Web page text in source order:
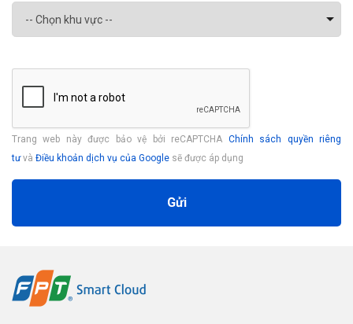
Trang web này được bảo vệ bởi reCAPTCHA Chính sách quyền riêng
tưvà Điều khoản dịch vụ của Google sẽ được áp dụng
Gửi